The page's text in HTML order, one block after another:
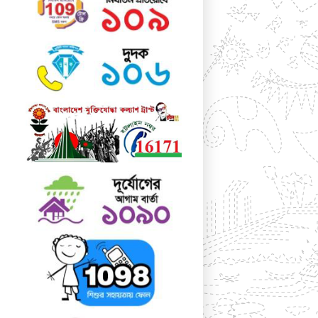
ব্যক্তিবর্গের সুচিন্তিত
পরামর্শ সম্মানের সাথে গ্রহণ
করা হয়। ১১. বার্ষিক ক্রীড়া ও সাংস্কৃতিক সপ্তাহ ঃ
প্রতি বছর শীতকালিন মৌসুমে কলেজের বার্ষিক ক্রীড়া
ও সাংস্কৃতিক সপ্তাহ উদযাপিত হয়। উপজেলা ও জেলা
পর্যায়ের বিভিন্ন প্রতিযোগিতায় এ
কলেজের
শিক্ষার্থীগণ কৃতিত্বের সম্মান অর্জন করে থাকে।
১২. বিজ্ঞান ও প্রযুক্তিসপ্তাহ :
জেলা পর্যায়ে অনুষ্ঠিত বার্ষিক বিজ্ঞান ও প্রযুক্তি সপ্তাহ
উপলক্ষ্যে আয়োজিত বিজ্ঞান মেলায় এ কলেজের
বিজ্ঞান বিভাগের শিক্ষার্থীগণ তাদের উদ্ভাবনী প্রকল্পে
১ম/২য় স্থান অধিকারের প্রসংশনীয় কৃতিত্ব অর্জন করে
১৩. বিদ্যমান সুযোগ সুবিধা
ক) গ্রন্থাগার : ভর্তিকৃত শিক্ষার্থীদের নিয়মিত
পড়াশোনার জন্য সুবিশাল গ্রন্থাগারে প্রায় আট
সহস্রাধিক পাঠ্যপুস্তক ও রেফারেন্স বই বিদ্যমান।
কলেজে কর্মরত গ্রন্থাগারিক/ক্যাটালগার শিক্ষার্থীদের
সর্বাত্মক সহযোগিতা করে থাকেন।
খ) মিলনায়তন : কলেজে অধ্যয়নরত ছাত্র ও ছাত্রীদের
জন্য দুটি পৃথক মিলনায়তন আছে।
এতে শিক্ষার্থীদের সহপাঠক্রমিক শিক্ষা উপকরণ,